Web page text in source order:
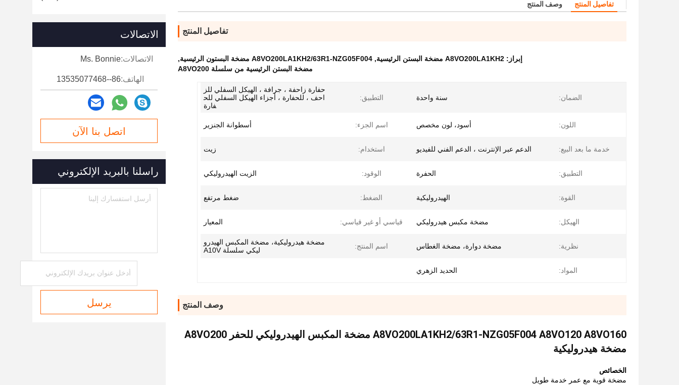
تفاصيل المنتج وصف المنتج
تفاصيل المنتج
إبراز: A8VO200LA1KH2 مضخة البستن الرئيسية , A8VO200LA1KH2/63R1-NZG05F004 مضخة البستون الرئيسية
,
مضخة البستن الرئيسية من سلسلة A8VO200
الضمان: سنة واحدة التطبيق:
حفارة زاحفة ، جرافة ، الهيكل السفلي للز
احف ، للحفارة ، أجزاء الهيكل السفلي للح
فارة
اللون: أسود، لون مخصص اسم الجزء: أسطوانة الجنزير
خدمة ما بعد البيع: الدعم عبر الإنترنت ، الدعم الفني للفيديو استخدام: زيت
التطبيق: الحفرة الوقود: الزيت الهيدروليكي
القوة: الهيدروليكية الضغط: ضغط مرتفع
الهيكل: مضخة مكبس هيدروليكي قياسي أو غير قياسي: المعيار
نظرية: مضخة دوارة، مضخة الغطاس اسم المنتج:
مضخة هيدروليكية، مضخة المكبس الهيدرو
ليكي سلسلة A10V
المواد: الحديد الزهري
وصف المنتج
A8VO200LA1KH2/63R1-NZG05F004 A8VO120 A8VO160 مضخة المكبس الهيدروليكي للحفر A8VO200
مضخة هيدروليكية
الخصائص
مضخة قوية مع عمر خدمة طويل
الاتصالات
الاتصالات:Ms. Bonnie
الهاتف:86--13535077468
اتصل بنا الآن
راسلنا بالبريد الإلكتروني
يرسل